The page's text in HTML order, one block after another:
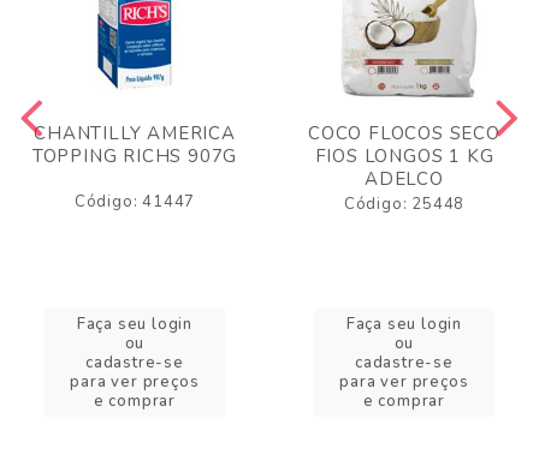
CHANTILLY AMERICA
TOPPING RICHS 907G
Código: 41447
Faça seu login
ou
cadastre-se
para ver preços
e comprar
COCO FLOCOS SECO
FIOS LONGOS 1 KG
ADELCO
Código: 25448
Faça seu login
ou
cadastre-se
para ver preços
e comprar